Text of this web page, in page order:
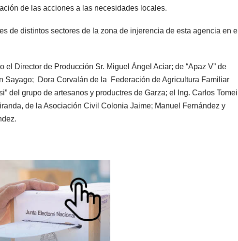
de las acciones a las necesidades locales.
de distintos sectores de la zona de injerencia de esta agencia en el
Director de Producción Sr. Miguel Ángel Aciar; de “Apaz V” de
Sayago; Dora Corvalán de la Federación de Agricultura Familiar
del grupo de artesanos y productres de Garza; el Ing. Carlos Tomei
de la Asociación Civil Colonia Jaime; Manuel Fernández y